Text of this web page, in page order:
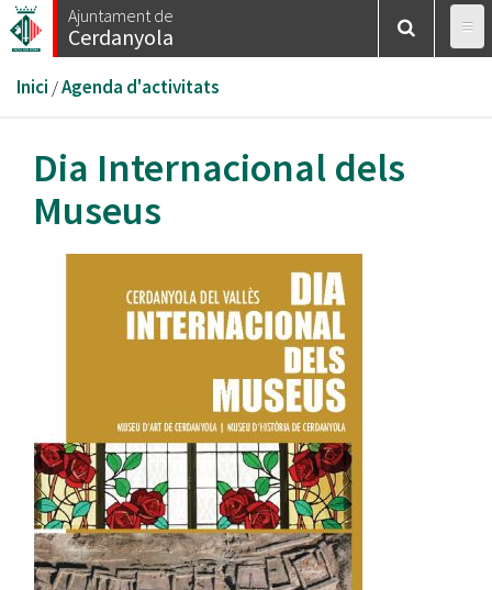
Vés
al
Ajuntament de
Cerdanyola
Esteu
aquí
Inici /Agenda d'activitats
Dia Internacional dels
Museus